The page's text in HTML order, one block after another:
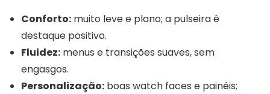
Conforto: muito leve e plano; a pulseira é
destaque positivo.
Fluidez: menus e transições suaves, sem
engasgos.
Personalização: boas watch faces e painéis;